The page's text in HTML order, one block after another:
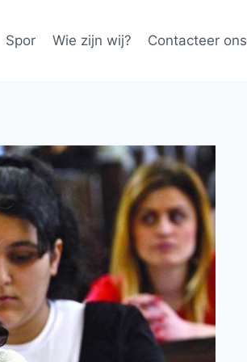
Spor Wie zijn wij? Contacteer ons